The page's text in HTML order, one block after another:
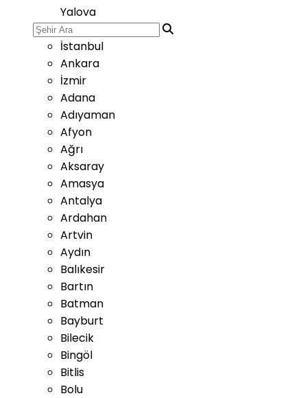
Yalova
İstanbul
Ankara
İzmir
Adana
Adıyaman
Afyon
Ağrı
Aksaray
Amasya
Antalya
Ardahan
Artvin
Aydın
Balıkesir
Bartın
Batman
Bayburt
Bilecik
Bingöl
Bitlis
Bolu